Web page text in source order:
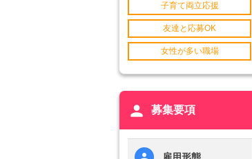
子育て両立応援
友達と応募OK
女性が多い職場
person 募集要項